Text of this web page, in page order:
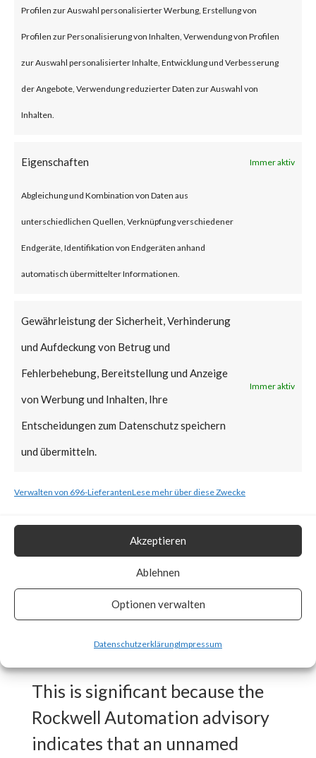
Profilen zur Auswahl personalisierter Werbung, Erstellung von
Profilen zur Personalisierung von Inhalten, Verwendung von Profilen
zur Auswahl personalisierter Inhalte, Entwicklung und Verbesserung
der Angebote, Verwendung reduzierter Daten zur Auswahl von
Inhalten.
Eigenschaften Immer aktiv
Abgleichung und Kombination von Daten aus
unterschiedlichen Quellen, Verknüpfung verschiedener
Endgeräte, Identifikation von Endgeräten anhand
automatisch übermittelter Informationen.
Gewährleistung der Sicherheit, Verhinderung
und Aufdeckung von Betrug und
Fehlerbehebung, Bereitstellung und Anzeige
von Werbung und Inhalten, Ihre
Entscheidungen zum Datenschutz speichern
und übermitteln.
Immer aktiv
Verwalten von 696-LieferantenLese mehr über diese Zwecke
Akzeptieren
Ablehnen
Optionen verwalten
DatenschutzerklärungImpressum
persistence on the module, and
potentially affecting the
underlying industrial process,
which could result in destructive
or disruptive consequences. The
score of 9.8 and is rated critical
by Rockwell Automation.
EN4* series of Rockwell
Automation ControlLogix
EtherNet/IP communication
modules. Successful exploitation
of a vulnerable system via
maliciously crafted CIP
Denial of Service (DoS)
condition. The vulnerability has
a CVSS base score of 7.5 and is
rated high by Rockwell
Automation.
Why is this Significant?
This is significant because the
Rockwell Automation advisory
indicates that an unnamed